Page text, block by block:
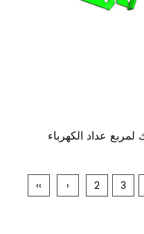
عداد الكهرباء
‹‹ ‹ 2 3